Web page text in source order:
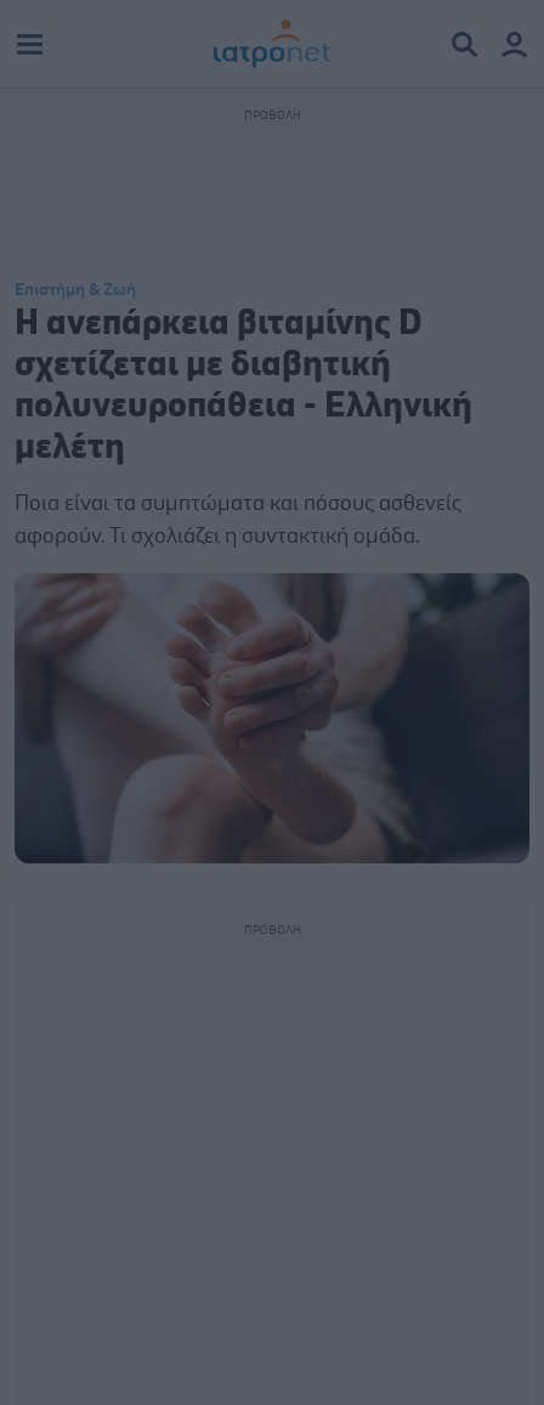
Επιστήμη & Ζωή
Η ανεπάρκεια βιταμίνης D
σχετίζεται με διαβητική
πολυνευροπάθεια - Ελληνική
μελέτη
Ποια είναι τα συμπτώματα και πόσους ασθενείς
αφορούν. Τι σχολιάζει η συντακτική ομάδα.